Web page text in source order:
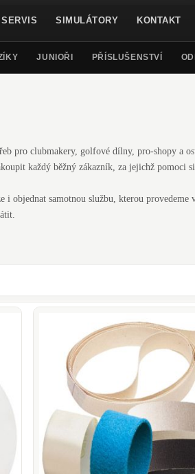
SERVIS SIMULÁTORY KONTAKT
JUNIOŘI PŘÍSLUŠENSTVÍ
pro clubmakery, golfové dílny, pro-shopy a
každý běžný zákazník, za jejichž pomoci
objednat samotnou službu, kterou
Dynacraft Fujikura
Matrix Mitsubishi MKids